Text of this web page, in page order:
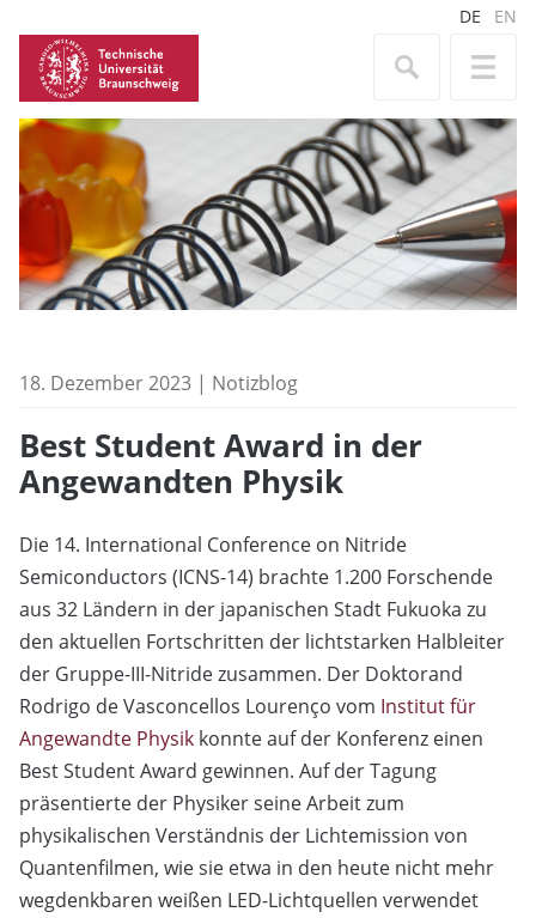
DE EN
18. Dezember 2023 | Notizblog
Best Student Award in der
Angewandten Physik
Die 14. International Conference on Nitride
Semiconductors (ICNS-14) brachte 1.200 Forschende
aus 32 Ländern in der japanischen Stadt Fukuoka zu
den aktuellen Fortschritten der lichtstarken Halbleiter
der Gruppe-III-Nitride zusammen. Der Doktorand
Rodrigo de Vasconcellos Lourenço vom Institut für
Angewandte Physik konnte auf der Konferenz einen
Best Student Award gewinnen. Auf der Tagung
präsentierte der Physiker seine Arbeit zum
physikalischen Verständnis der Lichtemission von
Quantenfilmen, wie sie etwa in den heute nicht mehr
wegdenkbaren weißen LED-Lichtquellen verwendet